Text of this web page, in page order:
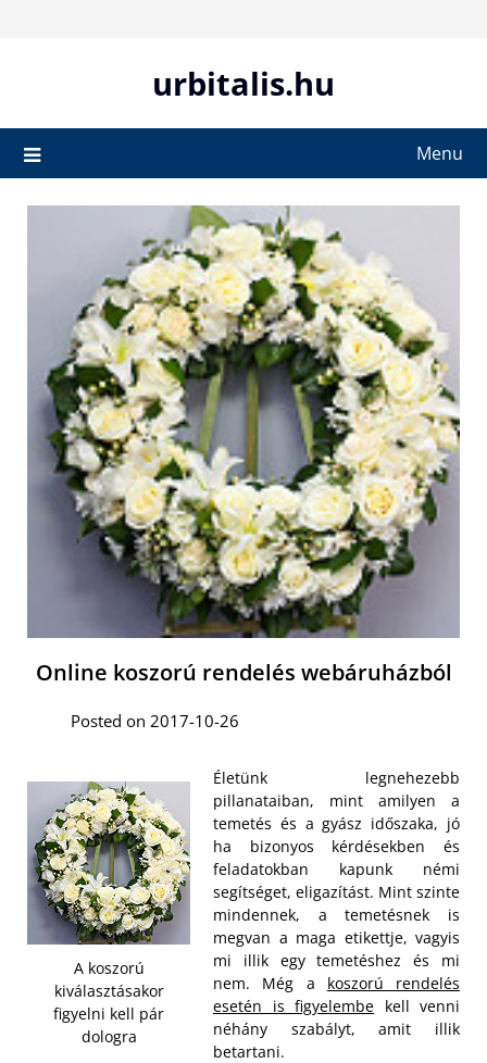
urbitalis.hu
Menu
Online koszorú rendelés webáruházból
Posted on 2017-10-26
A koszorú
kiválasztásakor
figyelni kell pár
dologra
Életünk legnehezebb
pillanataiban, mint amilyen a
temetés és a gyász időszaka, jó
ha bizonyos kérdésekben és
feladatokban kapunk némi
segítséget, eligazítást. Mint szinte
mindennek, a temetésnek is
megvan a maga etikettje, vagyis
mi illik egy temetéshez és mi
nem. Még a koszorú rendelés
esetén is figyelembe kell venni
néhány szabályt, amit illik
betartani.